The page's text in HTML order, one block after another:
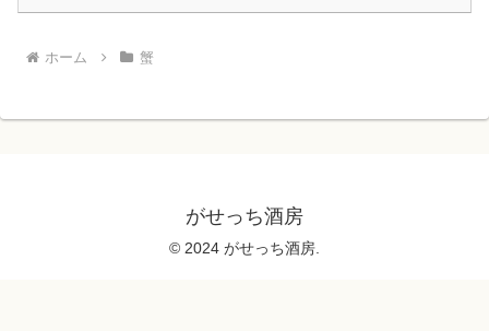
ホーム 蟹
がせっち酒房
© 2024 がせっち酒房.